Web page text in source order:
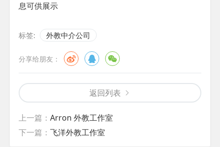
息可供展示
标签: 外教中介公司
分享给朋友：
返回列表
上一篇： Arron 外教工作室
下一篇： 飞洋外教工作室